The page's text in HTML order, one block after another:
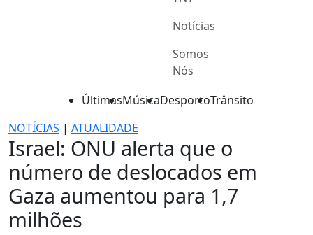
Notícias
Somos
Nós
ÚltimasMúsicaDesportoTrânsito
NOTÍCIAS | ATUALIDADE
Israel: ONU alerta que o
número de deslocados em
Gaza aumentou para 1,7
milhões